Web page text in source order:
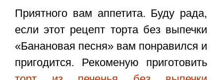
Приятного вам аппетита. Буду рада,
если этот рецепт торта без выпечки
«Банановая песня» вам понравился и
пригодится. Рекоменую приготовить